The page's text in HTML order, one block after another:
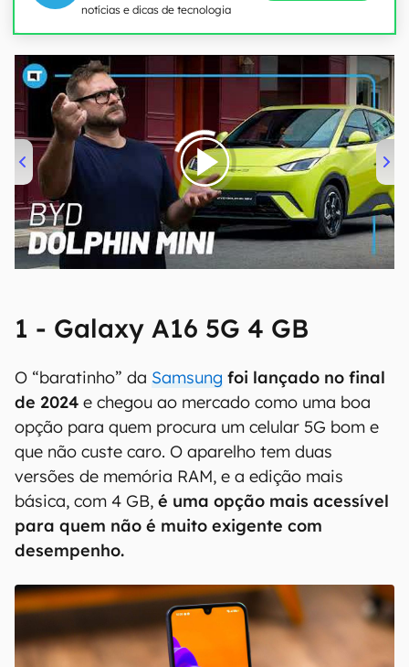
notícias e dicas de tecnologia
00:00/04:07
1 - Galaxy A16 5G 4 GB
O “baratinho” da Samsung foi lançado no final
de 2024 e chegou ao mercado como uma boa
opção para quem procura um celular 5G bom e
que não custe caro. O aparelho tem duas
versões de memória RAM, e a edição mais
básica, com 4 GB, é uma opção mais acessível
para quem não é muito exigente com
desempenho.